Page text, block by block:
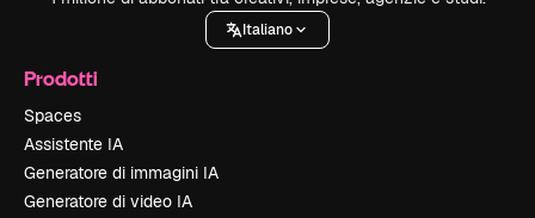
Italiano
Prodotti
Spaces
Assistente IA
Generatore di immagini IA
Generatore di video IA